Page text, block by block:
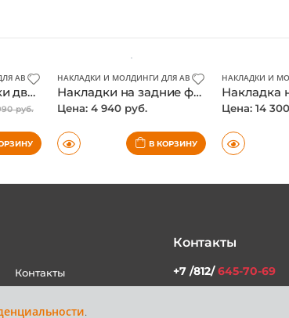
.
АВТО
Накладки на ручки дверей Toyota Fortuner 2017-, хром
руб.
НАКЛАДКИ И МОЛДИНГИ ДЛЯ АВТО,ОПТИКА И
Накладки на задние фонари Toyota Fortuner 2017-, хром, китай
Цена: 4 940 руб.
В КОРЗИНУ
НАКЛАДКИ И
Цена: 14
Контакты
Контакты
+7 /812/645-70-69